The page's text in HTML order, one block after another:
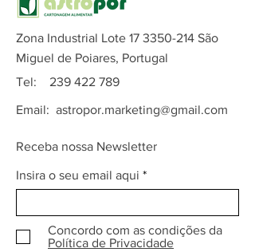
Zona Industrial Lote 17 3350-214 São
Miguel de Poiares, Portugal
Tel: 239 422 789
Email: astropor.marketing@gmail.com
Receba nossa Newsletter
Insira o seu email aqui
Concordo com as condições da
Política de Privacidade